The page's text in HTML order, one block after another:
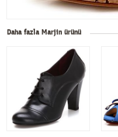
Daha fazla Marjin ürünü